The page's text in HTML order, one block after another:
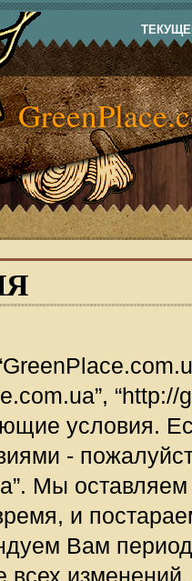
условия.
-
Мы
и
Вам
всех